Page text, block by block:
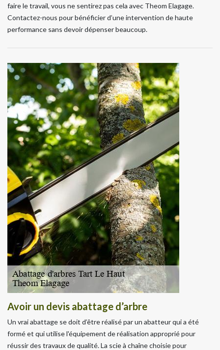
faire le travail, vous ne sentirez pas cela avec Theom Elagage.
Contactez-nous pour bénéficier d’une intervention de haute
performance sans devoir dépenser beaucoup.
Avoir un devis abattage d’arbre
Un vrai abattage se doit d’être réalisé par un abatteur qui a été
formé et qui utilise l'équipement de réalisation approprié pour
réussir des travaux de qualité. La scie à chaîne choisie pour